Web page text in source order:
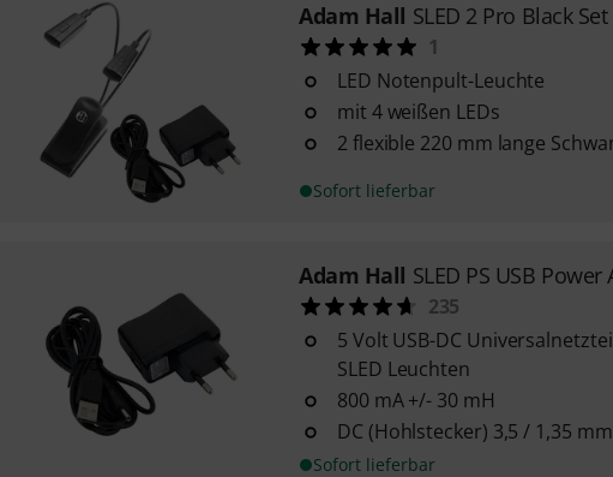
Adam Hall SLED 2 Pro Black Set
1
LED Notenpult-Leuchte
mit 4 weißen LEDs
2 flexible 220 mm lange
Sofort lieferbar
Adam Hall SLED PS USB
235
5 Volt USB-DC
SLED Leuchten
800 mA +/- 30 mH
DC (Hohlstecker) 3,5 / 1,35 mm
Sofort lieferbar